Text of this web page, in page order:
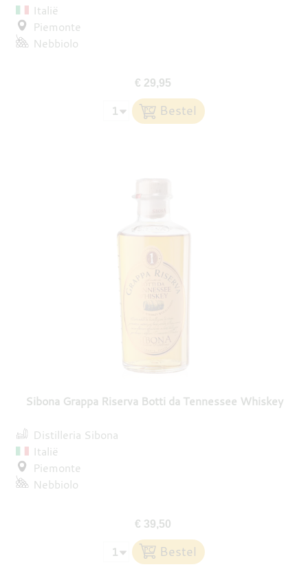
Italië
Piemonte
Nebbiolo
€ 29,95
Sibona Grappa Riserva Botti da Tennessee Whiskey
Distilleria Sibona
Italië
Piemonte
Nebbiolo
€ 39,50